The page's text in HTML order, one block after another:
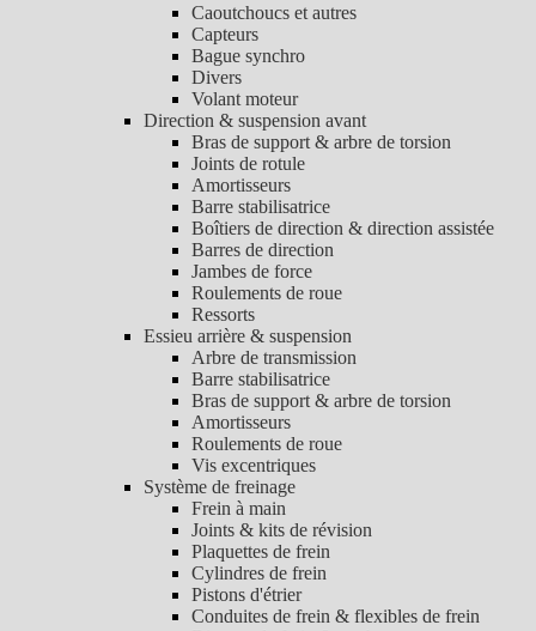
Caoutchoucs et autres
Capteurs
Bague synchro
Divers
Volant moteur
Direction & suspension avant
Bras de support & arbre de torsion
Joints de rotule
Amortisseurs
Barre stabilisatrice
Boîtiers de direction & direction assistée
Barres de direction
Jambes de force
Roulements de roue
Ressorts
Essieu arrière & suspension
Arbre de transmission
Barre stabilisatrice
Bras de support & arbre de torsion
Amortisseurs
Roulements de roue
Vis excentriques
Système de freinage
Frein à main
Joints & kits de révision
Plaquettes de frein
Cylindres de frein
Pistons d'étrier
Conduites de frein & flexibles de frein